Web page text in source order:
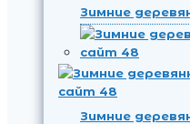
Зимние
Зимние